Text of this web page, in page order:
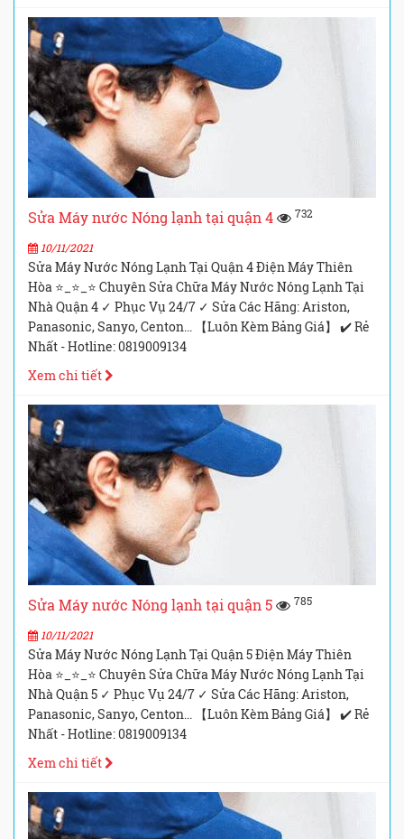
Sửa Máy nước Nóng lạnh tại quận 4 732
10/11/2021
Sửa Máy Nước Nóng Lạnh Tại Quận 4 Điện Máy Thiên
Hòa ⭐_⭐_⭐ Chuyên Sửa Chữa Máy Nước Nóng Lạnh Tại
Nhà Quận 4 ✓ Phục Vụ 24/7 ✓ Sửa Các Hãng: Ariston,
Panasonic, Sanyo, Centon... 【Luôn Kèm Bảng Giá】 ✔️ Rẻ
Nhất - Hotline: 0819009134
Xem chi tiết
Sửa Máy nước Nóng lạnh tại quận 5 785
10/11/2021
Sửa Máy Nước Nóng Lạnh Tại Quận 5 Điện Máy Thiên
Hòa ⭐_⭐_⭐ Chuyên Sửa Chữa Máy Nước Nóng Lạnh Tại
Nhà Quận 5 ✓ Phục Vụ 24/7 ✓ Sửa Các Hãng: Ariston,
Panasonic, Sanyo, Centon... 【Luôn Kèm Bảng Giá】 ✔️ Rẻ
Nhất - Hotline: 0819009134
Xem chi tiết